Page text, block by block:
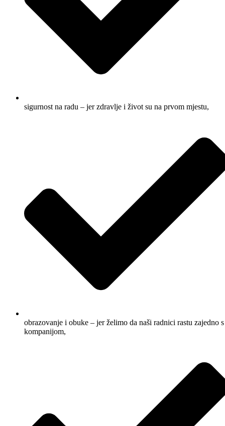
sigurnost na radu – jer zdravlje i život su na prvom mjestu,
obrazovanje i obuke – jer želimo da naši radnici rastu zajedno s
kompanijom,